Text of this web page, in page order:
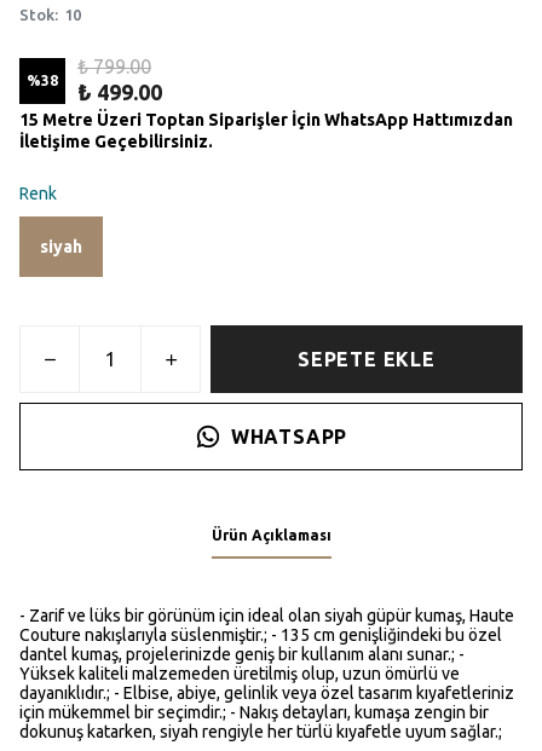
Stok: 10
%38
₺ 799.00
₺ 499.00
15 Metre Üzeri Toptan Siparişler İçin WhatsApp Hattımızdan
İletişime Geçebilirsiniz.
Renk
siyah
SEPETE EKLE
WHATSAPP
Ürün Açıklaması
- Zarif ve lüks bir görünüm için ideal olan siyah güpür kumaş, Haute
Couture nakışlarıyla süslenmiştir.; - 135 cm genişliğindeki bu özel
dantel kumaş, projelerinizde geniş bir kullanım alanı sunar.; -
Yüksek kaliteli malzemeden üretilmiş olup, uzun ömürlü ve
dayanıklıdır.; - Elbise, abiye, gelinlik veya özel tasarım kıyafetleriniz
için mükemmel bir seçimdir.; - Nakış detayları, kumaşa zengin bir
dokunuş katarken, siyah rengiyle her türlü kıyafetle uyum sağlar.;